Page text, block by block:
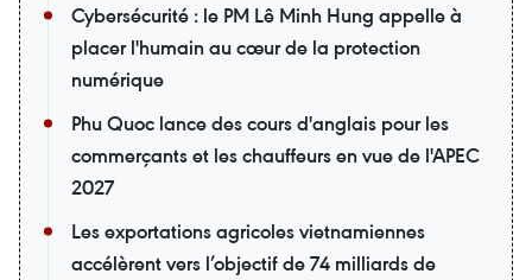
Cybersécurité : le PM Lê Minh Hung appelle à
placer l'humain au cœur de la protection
numérique
Phu Quoc lance des cours d'anglais pour les
commerçants et les chauffeurs en vue de l'APEC
2027
Les exportations agricoles vietnamiennes
accélèrent vers l’objectif de 74 milliards de